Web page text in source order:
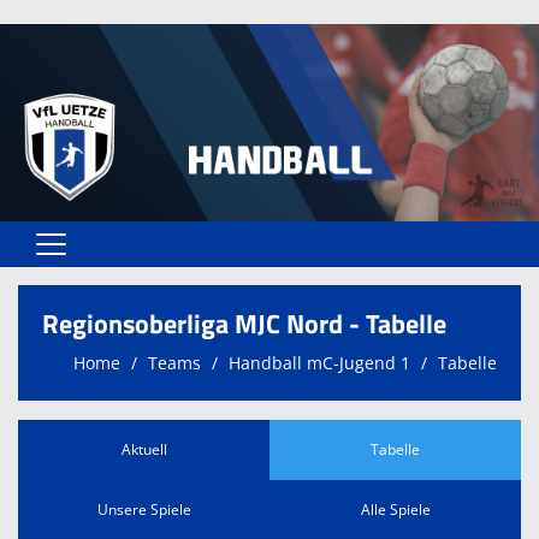
Home
Vereinsangebote
Vereinsformulare
Regionsoberliga MJC Nord - Tabelle
Home Teams Handball mC-Jugend 1 Tabelle
Aktuell Tabelle
Unsere Spiele Alle Spiele